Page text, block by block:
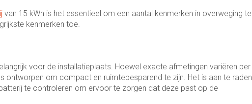
van 15 kWh is het essentieel om een aantal kenmerken in overweging te
kenmerken toe.
voor de installatieplaats. Hoewel exacte afmetingen variëren per
ontworpen om compact en ruimtebesparend te zijn. Het is aan te raden
te controleren om ervoor te zorgen dat deze past op de